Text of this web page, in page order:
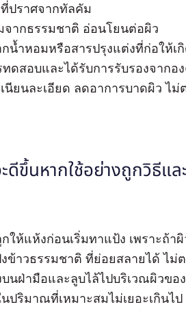
ที่ปราศจากทัลคัม
จากธรรมชาติ อ่อนโยนต่อผิว
น้ำหอมหรือสารปรุงแต่งที่ก่อให้เ
ดสอบและได้รับการรับรองจากอ
นียนละเอียด ลดอาการบาดผิว ไม่
ขึ้นหากใช้อย่างถูกวิธีแล
ให้แห้งก่อนเริ่มทาแป้ง เพราะถ้า
งข้าวธรรมชาติ ที่ย่อยสลายได้ ไม่
บนฝ่ามือและลูบไล้ไปบริเวณผิวขอ
ปริมาณที่เหมาะสมไม่เยอะเกินไป